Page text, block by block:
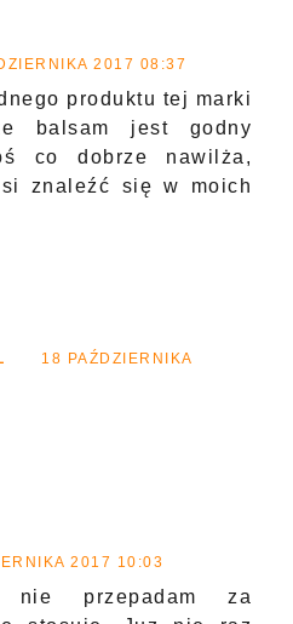
2017 08:37
produktu tej marki
balsam jest godny
co dobrze nawilża,
znaleźć się w moich
18 PAŹDZIERNIKA
2017 10:03
nie przepadam za